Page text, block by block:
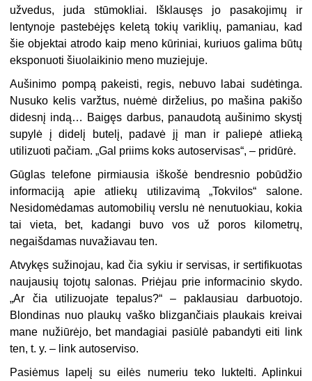
užvedus, juda stūmokliai. Išklausęs jo pasakojimų ir
lentynoje pastebėjęs keletą tokių variklių, pamaniau, kad
šie objektai atrodo kaip meno kūriniai, kuriuos galima būtų
eksponuoti šiuolaikinio meno muziejuje.
Aušinimo pompą pakeisti, regis, nebuvo labai sudėtinga.
Nusuko kelis varžtus, nuėmė dirželius, po mašina pakišo
didesnį indą… Baigęs darbus, panaudotą aušinimo skystį
supylė į didelį butelį, padavė jį man ir paliepė atlieką
utilizuoti pačiam. „Gal priims koks autoservisas“, – pridūrė.
Gūglas telefone pirmiausia iškošė bendresnio pobūdžio
informaciją apie atliekų utilizavimą „Tokvilos“ salone.
Nesidomėdamas automobilių verslu nė nenutuokiau, kokia
tai vieta, bet, kadangi buvo vos už poros kilometrų,
negaišdamas nuvažiavau ten.
Atvykęs sužinojau, kad čia sykiu ir servisas, ir sertifikuotas
naujausių tojotų salonas. Priėjau prie informacinio skydo.
„Ar čia utilizuojate tepalus?“ – paklausiau darbuotojo.
Blondinas nuo plaukų vaško blizgančiais plaukais kreivai
mane nužiūrėjo, bet mandagiai pasiūlė pabandyti eiti link
ten, t. y. – link autoserviso.
Pasiėmus lapelį su eilės numeriu teko luktelti. Aplinkui